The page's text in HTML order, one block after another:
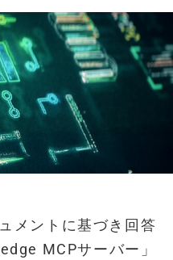
メントに基づき回答
MCPサーバー」